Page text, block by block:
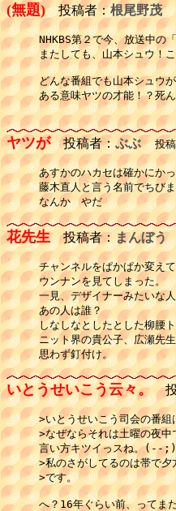
(無題)投稿者：根尾野茂
NHKBS第２で今、放送中の
またしても、山本シュウ！
どんな番組でも山本シュウ
ある意味ヤツの才能！？死
ヤツが投稿者：ぶぶ 投稿
あすかのハカセは確かにか
藤木直人と言う名前でちび
なんか　やだ
花先生投稿者： まんぼう
チャンネルをぱかぱか変え
ウンナンを見てしまった。
一見、デザイナーみたいな
あの人は誰？
しなしなとしたとした柳腰
ニット界の貴公子、広瀬先
思わず釘付け。
いとうせいこう云々。 投
>いとうせいこう司会の番
>なぜならそれは土曜の夜中
言い方キツイっスね。(--;)
>私のさがしてるのは帯で
>です。
へ？16年ぐらい前、ってま